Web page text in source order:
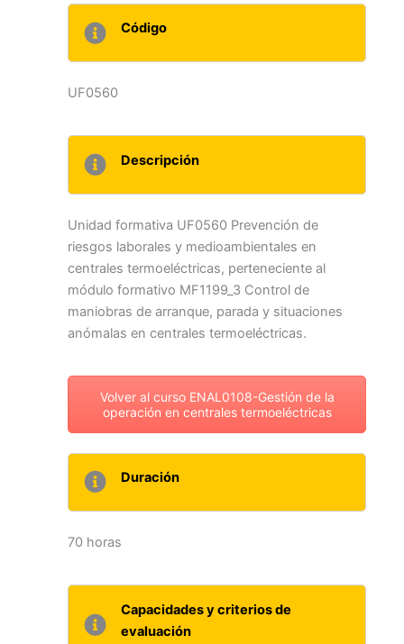
Código
UF0560
Descripción
Unidad formativa UF0560 Prevención de
riesgos laborales y medioambientales en
centrales termoeléctricas, perteneciente al
módulo formativo MF1199_3 Control de
maniobras de arranque, parada y situaciones
anómalas en centrales termoeléctricas.
Volver al curso ENAL0108-Gestión de la
operación en centrales termoeléctricas
Duración
70 horas
Capacidades y criterios de
evaluación